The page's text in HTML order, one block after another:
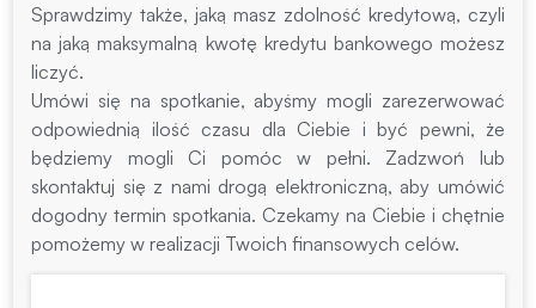
Sprawdzimy także, jaką masz zdolność kredytową, czyli
na jaką maksymalną kwotę kredytu bankowego możesz
liczyć.
Umówi się na spotkanie, abyśmy mogli zarezerwować
odpowiednią ilość czasu dla Ciebie i być pewni, że
będziemy mogli Ci pomóc w pełni. Zadzwoń lub
skontaktuj się z nami drogą elektroniczną, aby umówić
dogodny termin spotkania. Czekamy na Ciebie i chętnie
pomożemy w realizacji Twoich finansowych celów.